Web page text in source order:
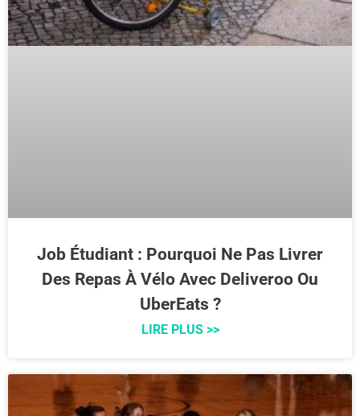
Job Étudiant : Pourquoi Ne Pas Livrer
Des Repas À Vélo Avec Deliveroo Ou
UberEats ?
LIRE PLUS >>